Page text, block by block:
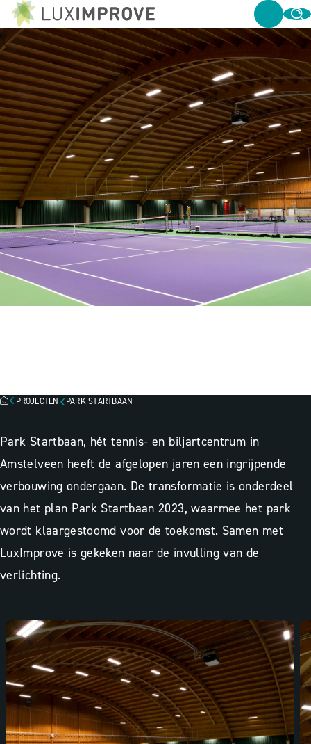
PROJECTEN PARK STARTBAAN
Park Startbaan, hét tennis- en biljartcentrum in
Amstelveen heeft de afgelopen jaren een ingrijpende
verbouwing ondergaan. De transformatie is onderdeel
van het plan Park Startbaan 2023, waarmee het park
wordt klaargestoomd voor de toekomst. Samen met
LuxImprove is gekeken naar de invulling van de
verlichting.